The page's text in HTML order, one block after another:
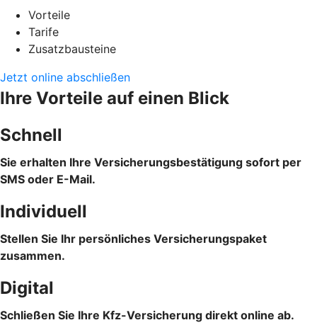
Vorteile
Tarife
Zusatzbausteine
Jetzt online abschließen
Ihre Vorteile auf einen Blick
Schnell
Sie erhalten Ihre Versicherungsbestätigung sofort per
SMS oder E-Mail.
Individuell
Stellen Sie Ihr persönliches Versicherungspaket
zusammen.
Digital
Schließen Sie Ihre Kfz-Versicherung direkt online ab.